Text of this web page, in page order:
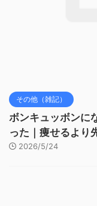
その他（雑記）
ボンキュッボンに
った｜痩せるより
2026/5/24